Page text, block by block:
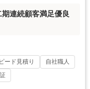
連続顧客満足優良
ード見積り
自社職人